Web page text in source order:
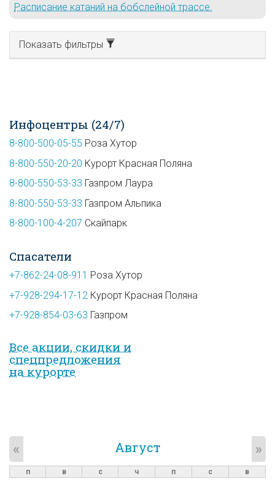
Расписание катаний на бобслейной трассе.
Показать фильтры
Инфоцентры (24/7)
8-800-500-05-55 Роза Хутор
8-800-550-20-20 Курорт Красная Поляна
8-800-550-53-33 Газпром Лаура
8-800-550-53-33 Газпром Альпика
8-800-100-4-207 Скайпарк
Спасатели
+7-862-24-08-911 Роза Хутор
+7-928-294-17-12 Курорт Красная Поляна
+7-928-854-03-63 Газпром
Все акции, скидки и
спец­предложе­ния
на курорте
Август
« »
п в с ч п с
в